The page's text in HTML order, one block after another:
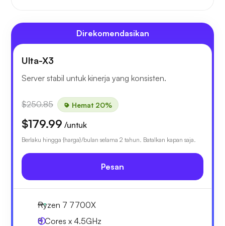
Direkomendasikan
Ulta-X3
Server stabil untuk kinerja yang konsisten.
$250.85 Hemat 20%
$179.99 /untuk
Berlaku hingga {harga}/bulan selama 2 tahun. Batalkan kapan saja.
Pesan
Ryzen 7 7700X
8 Cores x 4.5GHz